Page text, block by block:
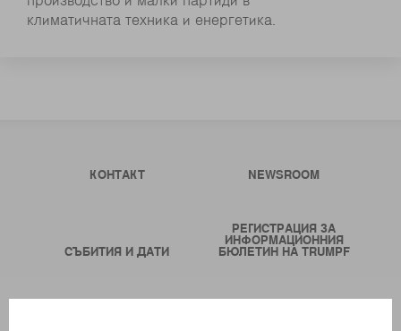
климатичната техника и енергетика.
КОНТАКТ NEWSROOM
СЪБИТИЯ И ДАТИ
РЕГИСТРАЦИЯ ЗА
ИНФОРМАЦИОННИЯ
БЮЛЕТИН НА TRUMPF